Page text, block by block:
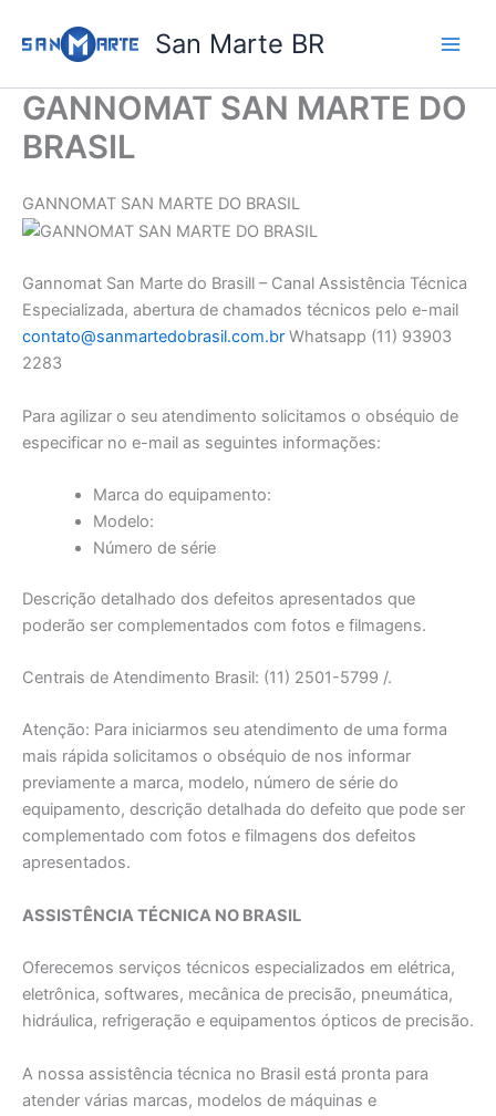
para
conteúdo
San Marte BR
GANNOMAT SAN MARTE DO
BRASIL
GANNOMAT SAN MARTE DO BRASIL
Gannomat San Marte do Brasill – Canal Assistência Técnica
Especializada, abertura de chamados técnicos pelo e-mail
contato@sanmartedobrasil.com.br Whatsapp (11) 93903
2283
Para agilizar o seu atendimento solicitamos o obséquio de
especificar no e-mail as seguintes informações:
Marca do equipamento:
Modelo:
Número de série
Descrição detalhado dos defeitos apresentados que
poderão ser complementados com fotos e filmagens.
Centrais de Atendimento Brasil: (11) 2501-5799 /.
Atenção: Para iniciarmos seu atendimento de uma forma
mais rápida solicitamos o obséquio de nos informar
previamente a marca, modelo, número de série do
equipamento, descrição detalhada do defeito que pode ser
complementado com fotos e filmagens dos defeitos
apresentados.
ASSISTÊNCIA TÉCNICA NO BRASIL
Oferecemos serviços técnicos especializados em elétrica,
eletrônica, softwares, mecânica de precisão, pneumática,
hidráulica, refrigeração e equipamentos ópticos de precisão.
A nossa assistência técnica no Brasil está pronta para
atender várias marcas, modelos de máquinas e